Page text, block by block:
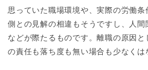
思っていた職場環境や、実際の労働
側との見解の相違もそうですし、人間
などが際たるものです。離職の原因
の責任も落ち度も無い場合も少なくは